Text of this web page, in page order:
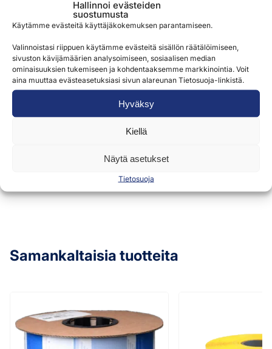
Hallinnoi evästeiden
suostumusta
Käytämme evästeitä käyttäjäkokemuksen parantamiseen.
Valinnoistasi riippuen käytämme evästeitä sisällön räätälöimiseen,
sivuston kävijämäärien analysoimiseen, sosiaalisen median
ominaisuuksien tukemiseen ja kohdentaaksemme markkinointia. Voit
aina muuttaa evästeasetuksiasi sivun alareunan Tietosuoja-linkistä.
Hyväksy
Kiellä
Näytä asetukset
Tietosuoja
Käytämme lomakkeen kautta saatuja tietoja
palveluidemme tarjoamiseen ja toimittamiseen.
tietosuojaselosteestamme »
Samankaltaisia tuotteita